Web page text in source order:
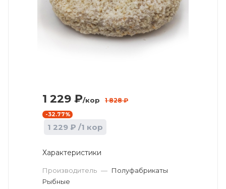
1 229 ₽/кор 1 828₽
-32.77%
1 229 ₽ /1 кор
Характеристики
Производитель — Полуфабрикаты
Рыбные